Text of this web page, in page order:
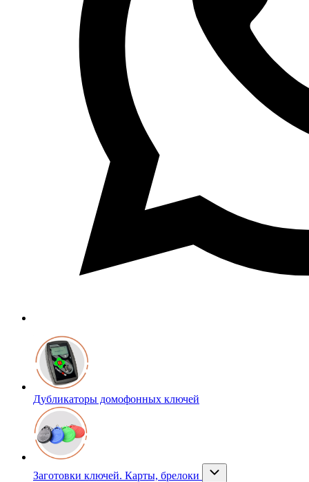
Дубликаторы домофонных ключей
Заготовки ключей. Карты, брелоки